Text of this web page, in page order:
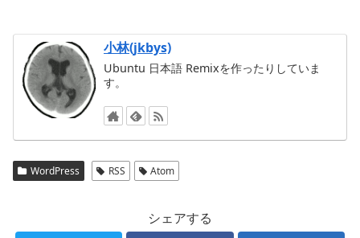
小林(jkbys)
Ubuntu 日本語 Remixを作ったりしていま
す。
WordPress RSS Atom
シェアする